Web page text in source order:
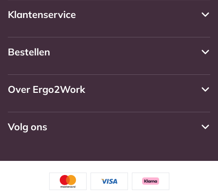
Klantenservice
Bestellen
Over Ergo2Work
Volg ons